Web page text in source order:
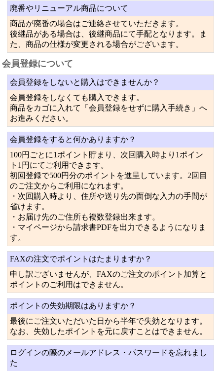
廃番やリニューアル商品について
商品が廃番の場合はご連絡させていただきます。
後継品がある場合は、後継商品にて手配となります。ま
た、商品の仕様が変更される場合がございます。
会員登録について
会員登録をしないと購入はできませんか？
会員登録をしなくても購入できます。
商品をカゴに入れて「会員登録をせずに購入手続き」へ
お進みください。
会員登録をすると何かありますか？
100円ごとに1ポイント貯まり、次回購入時より1ポイン
ト1円にてご利用できます。
初回登録で500円分のポイントを進呈しています。2回目
のご注文からご利用になれます。
・次回購入時より、住所や送り先の面倒な入力の手間が
省けます。
・お届け先のご住所も複数登録出来ます。
・マイページから請求書PDFを出力できるようになりま
す。
FAXの注文でポイントはたまりますか？
申し訳ございませんが、FAXのご注文のポイント加算と
ポイントのご利用はできません。
ポイントの失効期限はありますか？
最後にご注文いただいた日から半年で失効となります。
なお、失効したポイントを元に戻すことはできません。
ログインの際のメールアドレス・パスワードを忘れまし
た